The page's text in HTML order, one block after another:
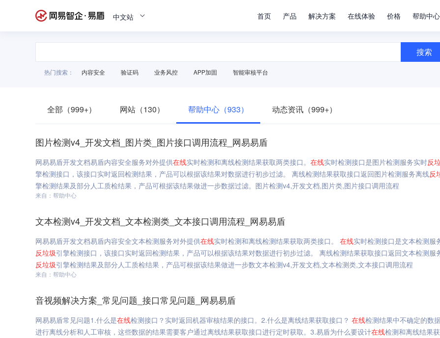
中文站 首页 产品 解决方案 在线体验 价格 帮助中心
搜索
热门搜索： 内容安全 验证码 业务风控 APP加固 智能审核平台
全部（999+） 网站（130） 帮助中心（933） 动态资讯（999+）
图片检测v4_开发文档_图片类_图片接口调用流程_网易易盾
网易易盾开发文档易盾内容安全服务对外提供在线实时检测和离线检测结果获取两类接口。 在线实时检测接口是图片检测服务实时反
擎检测接口，该接口实时返回检测结果，产品可以根据该结果对数据进行初步过滤。 离线检测结果获取接口返回图片检测服务离线反
擎检测结果及部分人工质检结果，产品可根据该结果做进一步数据过滤。图片检测v4,开发文档,图片类,图片接口调用流程
来自：帮助中心
文本检测v4_开发文档_文本检测类_文本接口调用流程_网易易盾
网易易盾开发文档易盾内容安全文本检测服务对外提供在线实时检测和离线检测结果获取两类接口。 在线实时检测接口是文本检测服
反垃圾引擎检测接口，该接口实时返回检测结果，产品可以根据该结果对数据进行初步过滤。 离线检测结果获取接口返回文本检测服
反垃圾引擎检测结果及部分人工质检结果，产品可根据该结果做进一步数文本检测v4,开发文档,文本检测类,文本接口调用流程
来自：帮助中心
音视频解决方案_常见问题_接口常见问题_网易易盾
网易易盾常见问题1.什么是在线检测接口？实时返回机器审核结果的接口。2.什么是离线结果获取接口？ 在线检测结果中不确定的数
进行离线分析和人工审核，这些数据的结果需要客户通过离线结果获取接口进行定时获取。3.易盾为什么要设计在线检测和离线结果